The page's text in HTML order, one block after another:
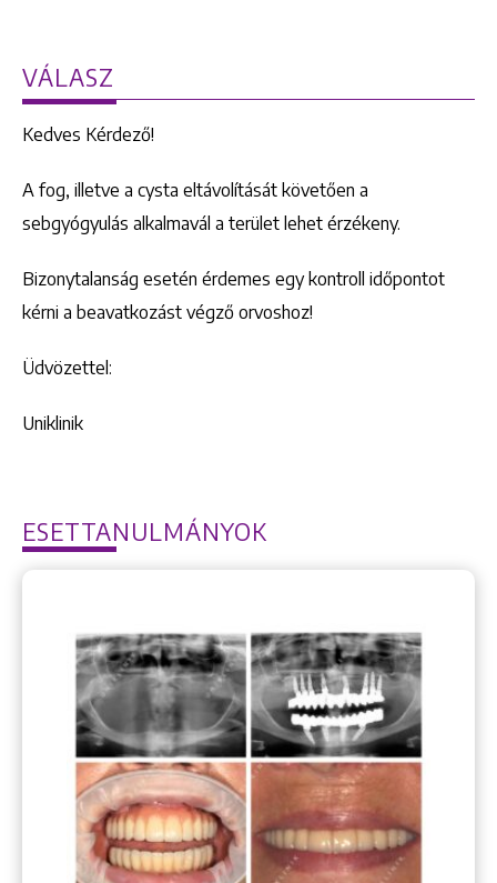
VÁLASZ
Kedves Kérdező!
A fog, illetve a cysta eltávolítását követően a
sebgyógyulás alkalmavál a terület lehet érzékeny.
Bizonytalanság esetén érdemes egy kontroll időpontot
kérni a beavatkozást végző orvoshoz!
Üdvözettel:
Uniklinik
ESETTANULMÁNYOK